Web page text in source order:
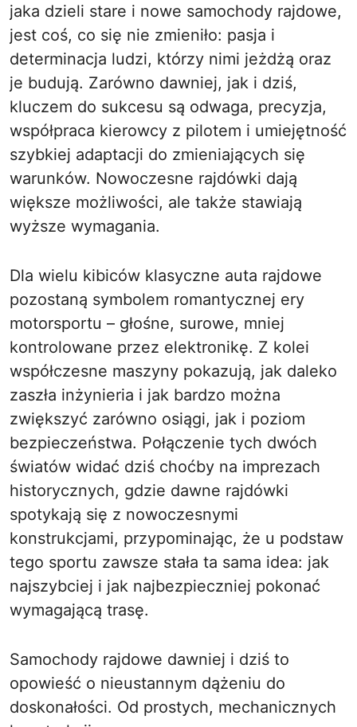
jaka dzieli stare i nowe samochody rajdowe,
jest coś, co się nie zmieniło: pasja i
determinacja ludzi, którzy nimi jeżdżą oraz
je budują. Zarówno dawniej, jak i dziś,
kluczem do sukcesu są odwaga, precyzja,
współpraca kierowcy z pilotem i umiejętność
szybkiej adaptacji do zmieniających się
warunków. Nowoczesne rajdówki dają
większe możliwości, ale także stawiają
wyższe wymagania.
Dla wielu kibiców klasyczne auta rajdowe
pozostaną symbolem romantycznej ery
motorsportu – głośne, surowe, mniej
kontrolowane przez elektronikę. Z kolei
współczesne maszyny pokazują, jak daleko
zaszła inżynieria i jak bardzo można
zwiększyć zarówno osiągi, jak i poziom
bezpieczeństwa. Połączenie tych dwóch
światów widać dziś choćby na imprezach
historycznych, gdzie dawne rajdówki
spotykają się z nowoczesnymi
konstrukcjami, przypominając, że u podstaw
tego sportu zawsze stała ta sama idea: jak
najszybciej i jak najbezpieczniej pokonać
wymagającą trasę.
Samochody rajdowe dawniej i dziś to
opowieść o nieustannym dążeniu do
doskonałości. Od prostych, mechanicznych